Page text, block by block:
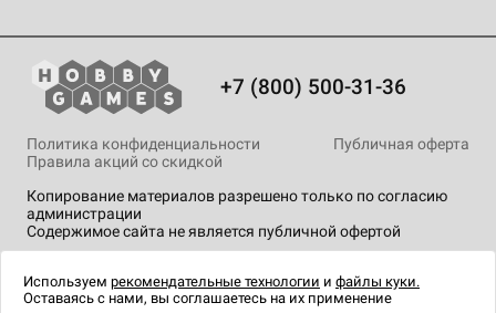
+7 (800) 500-31-36
Копирование материалов разрешено только по согласию
администрации
Содержимое сайта не является публичной офертой
Политика конфиденциальности
Публичная оферта
Правила акций со скидкой
технологии.
Используем рекомендательные технологии и файлы куки.
Оставаясь с нами, вы соглашаетесь на их применение